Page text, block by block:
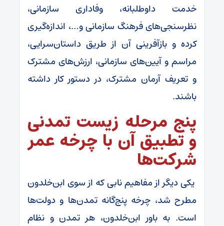
خدمت داوطلبانه، وفاداری سازمانی،
نظرسنجی‌های فرهنگ سازمانی و…، اندازه‌گیری
کرده و بازآفرینی آن از طریق داستان‌سرایی،
مراسم و آیین‌های سازمانی، ارزش‌های مشترک
و تعریف آرمان مشترک، در دستور کار داشته
باشند.
پنج مرحله زیست تمدنی
و تطبیق آن با چرخه عمر
شرکت‌ها
یکی دیگر از مفاهیم نابی که از سوی ابن‌خلدون
مطرح شد، چرخه پنج‌گانه تمدن‌ها و دولت‌ها
است. به باور ابن‌خلدون، هر تمدن و نظام